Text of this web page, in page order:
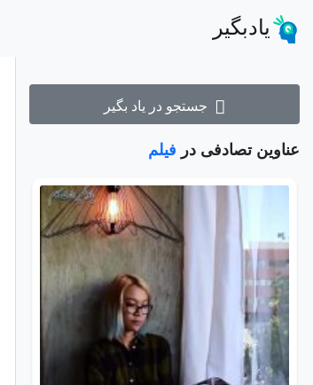
یادبگیر
جستجو در یاد بگیر
عناوین تصادفی در فیلم